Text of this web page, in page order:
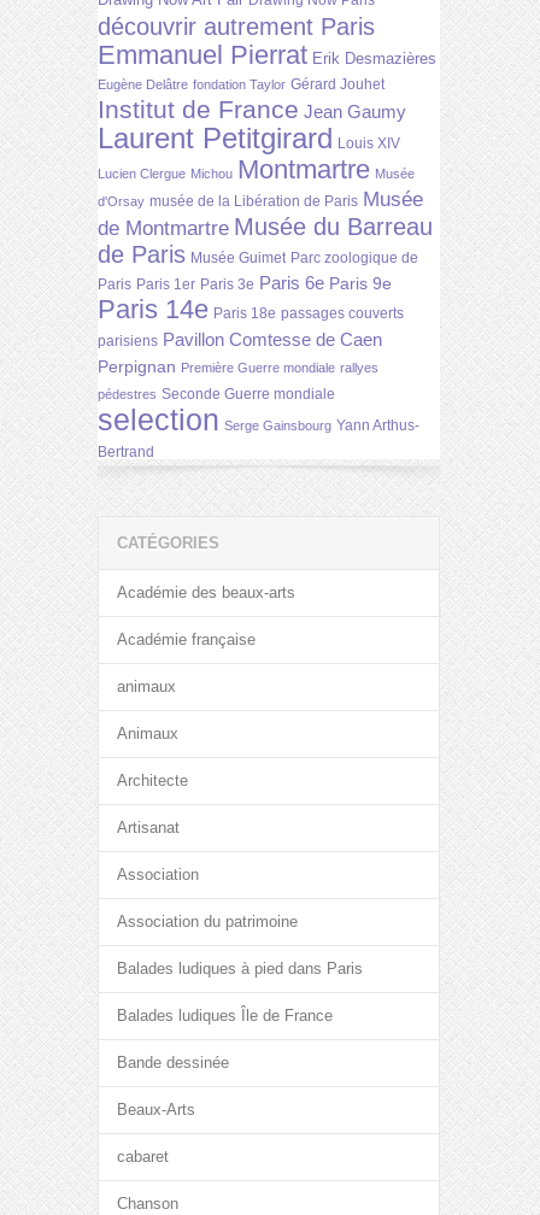
découvrir autrement Paris
Emmanuel Pierrat Erik Desmazières
Eugène Delâtre fondation Taylor Gérard Jouhet
Institut de France Jean Gaumy
Laurent Petitgirard Louis XIV
Lucien Clergue Michou Montmartre Musée
d'Orsay musée de la Libération de Paris Musée
de Montmartre Musée du Barreau
de Paris Musée Guimet Parc zoologique de
Paris Paris 1er Paris 3e Paris 6e Paris 9e
Paris 14e Paris 18e passages couverts
parisiens Pavillon Comtesse de Caen
Perpignan Première Guerre mondiale rallyes
pédestres Seconde Guerre mondiale
selection Serge Gainsbourg Yann Arthus-
Bertrand
CATÉGORIES
Académie des beaux-arts
Académie française
animaux
Animaux
Architecte
Artisanat
Association
Association du patrimoine
Balades ludiques à pied dans Paris
Balades ludiques Île de France
Bande dessinée
Beaux-Arts
cabaret
Chanson